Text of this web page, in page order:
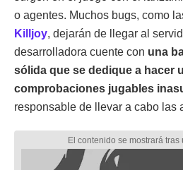
o agentes. Muchos bugs, como
Killjoy, dejarán de llegar al
desarrolladora cuente con una
sólida que se dedique a hacer
comprobaciones jugables
responsable de llevar a cabo las